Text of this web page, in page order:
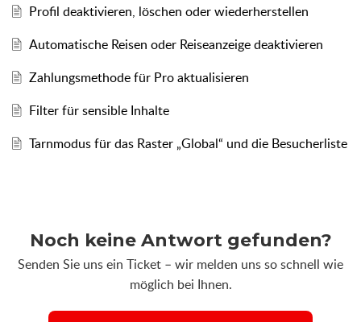
Profil deaktivieren, löschen oder wiederherstellen
Automatische Reisen oder Reiseanzeige deaktivieren
Zahlungsmethode für Pro aktualisieren
Filter für sensible Inhalte
Tarnmodus für das Raster „Global“ und die Besucherliste
Noch keine Antwort gefunden?
Senden Sie uns ein Ticket – wir melden uns so schnell wie
möglich bei Ihnen.